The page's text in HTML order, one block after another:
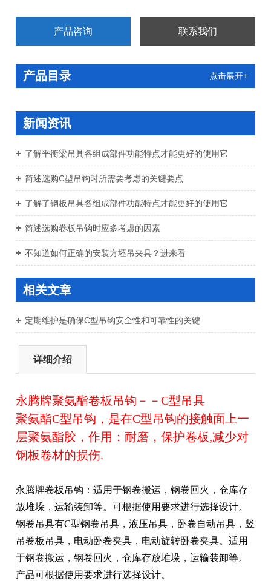
产品咨询 联系我们
产品目录 点击展开+
新闻资讯
了解平衡梁吊具各组成部件功能特点才能更好的使用它
简述选购C型吊钩时所需要考虑的关键要点
了解了钢板吊具各组成部件功能特点才能更好的使用它
简述选购卷板吊钩时应多考虑的因素
不知道如何正确的安装方坯吊夹具？进来看
相关文章
定期维护是确保C型吊钩安全性和可靠性的关键
详细介绍
永腾牌聚氨酯卷板吊钩－－C型吊具
聚氨酯C型吊钩，是在C型吊钩的接触面上一
层聚氨酯胶，作用：耐磨，保护卷板,减少对
钢板卷材的损伤.
永腾牌卷板吊钩：适用于钢卷搬运，钢卷回火，仓库存
放堆垛，运输装卸等。可根据使用要求进行选择设计。
钢卷吊具有C型钢卷吊具，液压吊具，卧卷自动吊具，竖
吊卷板吊具，电动卧卷夹具，电动旋转卧卷夹具。适用
于钢卷搬运，钢卷回火，仓库存放堆垛，运输装卸等。
产品可根据使用要求进行选择设计。